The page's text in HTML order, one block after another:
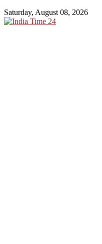
Saturday, August 08, 2026